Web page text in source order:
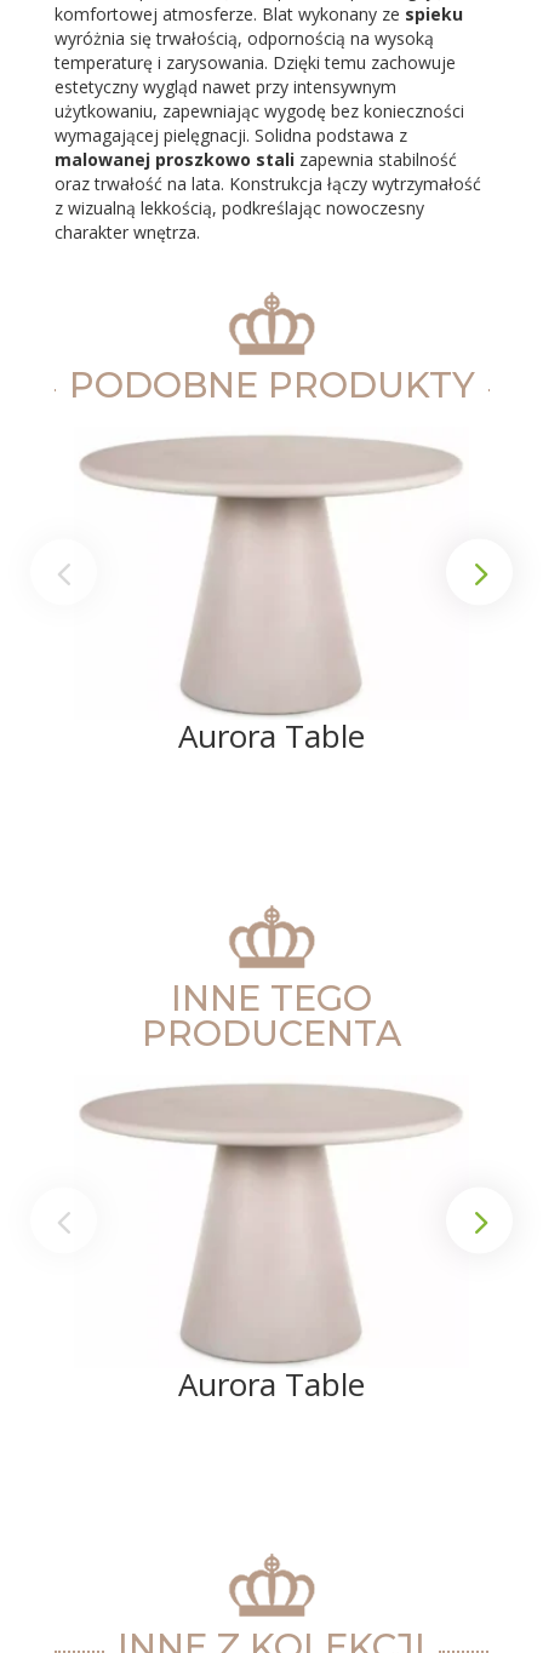
komfortowej atmosferze. Blat wykonany ze spieku
wyróżnia się trwałością, odpornością na wysoką
temperaturę i zarysowania. Dzięki temu zachowuje
estetyczny wygląd nawet przy intensywnym
użytkowaniu, zapewniając wygodę bez konieczności
wymagającej pielęgnacji. Solidna podstawa z
malowanej proszkowo stalizapewnia stabilność
oraz trwałość na lata. Konstrukcja łączy wytrzymałość
z wizualną lekkością, podkreślając nowoczesny
charakter wnętrza.
PODOBNE PRODUKTY
Aurora Table
INNE TEGO
PRODUCENTA
Aurora Table